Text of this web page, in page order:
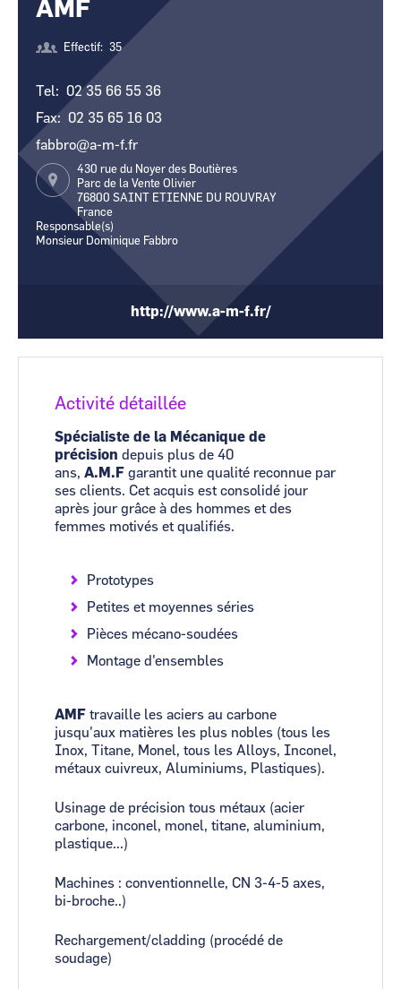
CCI Business
Pays de la Loire
CCI Business
CCI Business
Pays de la Loire
AMF
Effectif 35
Tel
02 35 66 55 36
Fax
02 35 65 16 03
fabbro@a-m-f.fr
430 rue du Noyer des Boutières
Parc de la Vente Olivier
76800 SAINT ETIENNE DU ROUVRAY
France
Responsable(s)
Monsieur Dominique Fabbro
http://www.a-m-f.fr/
Activité détaillée
Spécialiste de la Mécanique de
précision depuis plus de 40
ans, A.M.F garantit une qualité reconnue par
ses clients. Cet acquis est consolidé jour
après jour grâce à des hommes et des
femmes motivés et qualifiés.
Prototypes
Petites et moyennes séries
Pièces mécano-soudées
Montage d'ensembles
AMF travaille les aciers au carbone
jusqu'aux matières les plus nobles (tous les
Inox, Titane, Monel, tous les Alloys, Inconel,
métaux cuivreux, Aluminiums, Plastiques).
Usinage de précision tous métaux (acier
carbone, inconel, monel, titane, aluminium,
plastique...)
Machines : conventionnelle, CN 3-4-5 axes,
bi-broche..)
Rechargement/cladding (procédé de
soudage)